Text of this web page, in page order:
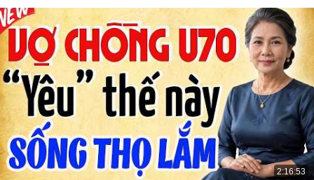
2:16:53